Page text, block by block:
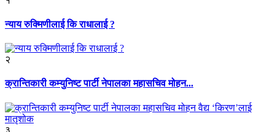
न्याय रुक्मिणीलाई कि राधालाई ?
२
क्रान्तिकारी कम्युनिष्ट पार्टी नेपालका महासचिव मोहन...
३